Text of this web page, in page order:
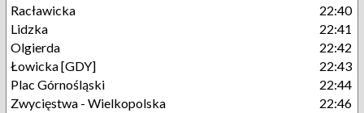
Racławicka
22:40
Lidzka
22:41
Olgierda
22:42
Łowicka [GDY]
22:43
Plac Górnośląski
22:44
Zwycięstwa - Wielkopolska
22:46